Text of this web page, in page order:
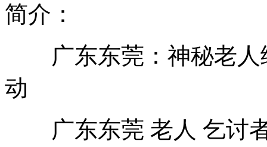
简介：
广东东莞：神秘老人
动
广东东莞 老人 乞讨